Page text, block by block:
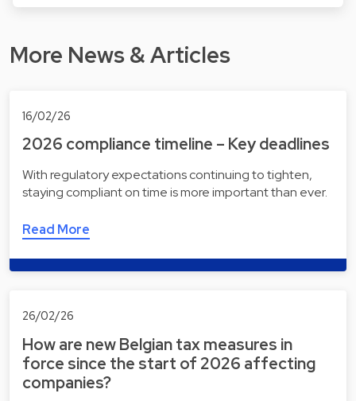
More News & Articles
16/02/26
2026 compliance timeline – Key deadlines
With regulatory expectations continuing to tighten,
staying compliant on time is more important than ever.
Read More
26/02/26
How are new Belgian tax measures in
force since the start of 2026 affecting
companies?